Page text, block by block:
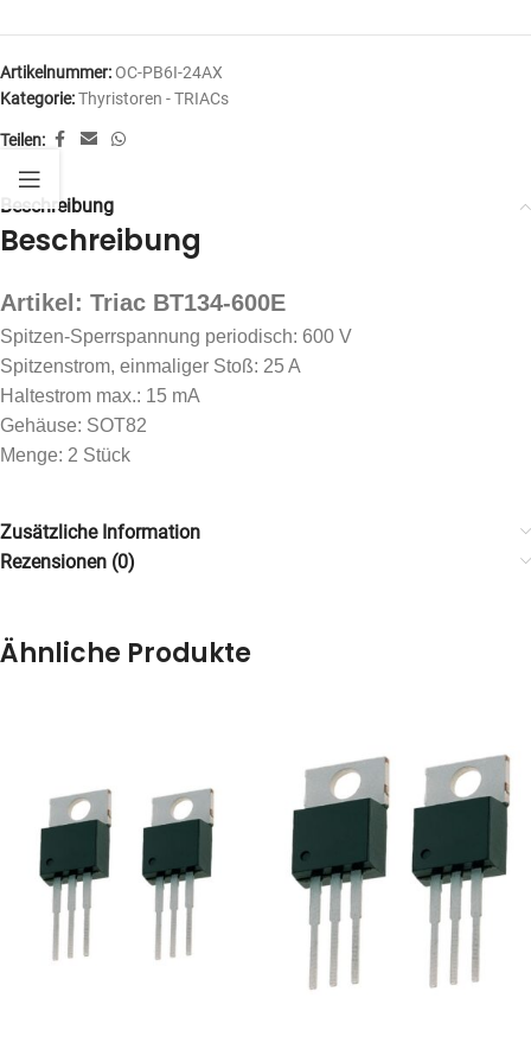
Artikelnummer: OC-PB6I-24AX
Kategorie:Thyristoren - TRIACs
Teilen:
Beschreibung
Beschreibung
Artikel: Triac BT134-600E
Spitzen-Sperrspannung periodisch: 600 V
Spitzenstrom, einmaliger Stoß: 25 A
Haltestrom max.: 15 mA
Gehäuse: SOT82
Menge: 2 Stück
Zusätzliche Information
Rezensionen (0)
Ähnliche Produkte